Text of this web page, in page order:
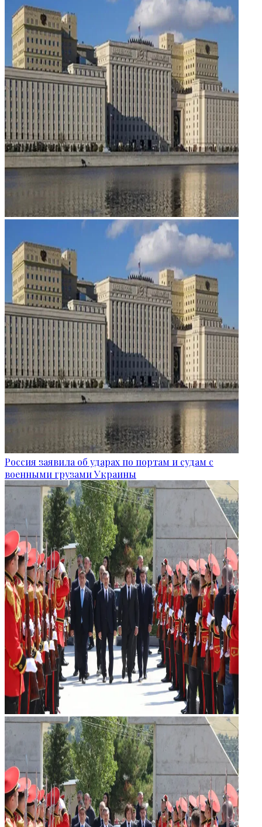
Россия заявила об ударах по портам и судам с
военными грузами Украины